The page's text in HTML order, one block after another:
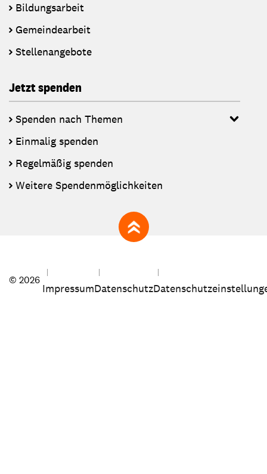
Bildungsarbeit
Gemeindearbeit
Stellenangebote
Jetzt spenden
Spenden nach Themen
Einmalig spenden
Regelmäßig spenden
Weitere Spendenmöglichkeiten
zum Seitenanfang
© 2026
ImpressumDatenschutz